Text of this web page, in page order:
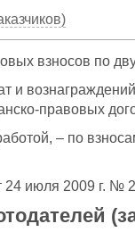
взносов по
и
правовых
– по
24 июля 2009 г. №